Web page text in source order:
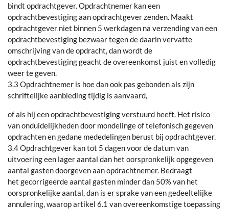
bindt opdrachtgever. Opdrachtnemer kan een
opdrachtbevestiging aan opdrachtgever zenden. Maakt
opdrachtgever niet binnen 5 werkdagen na verzending van een
opdrachtbevestiging bezwaar tegen de daarin vervatte
omschrijving van de opdracht, dan wordt de
opdrachtbevestiging geacht de overeenkomst juist en volledig
weer te geven.
3.3 Opdrachtnemer is hoe dan ook pas gebonden als zijn
schriftelijke aanbieding tijdig is aanvaard,
of als hij een opdrachtbevestiging verstuurd heeft. Het risico
van onduidelijkheden door mondelinge of telefonisch gegeven
opdrachten en gedane mededelingen berust bij opdrachtgever.
3.4 Opdrachtgever kan tot 5 dagen voor de datum van
uitvoering een lager aantal dan het oorspronkelijk opgegeven
aantal gasten doorgeven aan opdrachtnemer. Bedraagt
het gecorrigeerde aantal gasten minder dan 50% van het
oorspronkelijke aantal, dan is er sprake van een gedeeltelijke
annulering, waarop artikel 6.1 van overeenkomstige toepassing